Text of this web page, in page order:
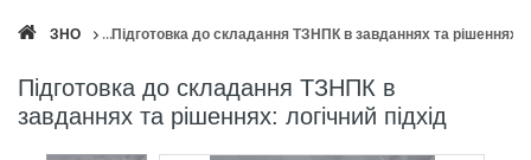
ЗНО Підготовка до складання ТЗНПК в завданнях та рішеннях:
Підготовка до складання ТЗНПК в
завданнях та рішеннях: логічний підхід